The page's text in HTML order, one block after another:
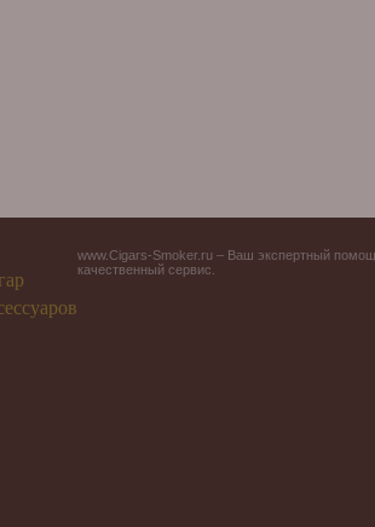
www.Cigars-Smoker.ru – Ваш экспертный
качественный сервис.